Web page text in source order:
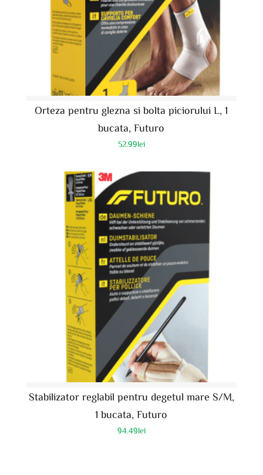
Orteza pentru glezna si bolta piciorului L, 1
bucata, Futuro
52.99lei
Stabilizator reglabil pentru degetul mare S/M,
1 bucata, Futuro
94.49lei